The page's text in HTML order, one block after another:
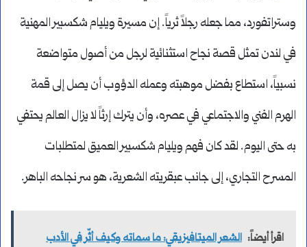
وستراتفورد، مما جعله رجلاً ثرياً. إن مسيرة ويليام شكسبير المهنية
في لندن تمثل قصة نجاح استثنائية لرجل من أصول متواضعة
نسبياً، استطاع بفضل موهبته وعمله الدؤوب أن يصل إلى قمة
الهرم الفني والاجتماعي في عصره، وأن يترك إرثاً لا يزال العالم يحتفي
به حتى اليوم. لقد كان فهم ويليام شكسبير العميق لمتطلبات
المسرح التجاري، إلى جانب عبقريته الشعرية، هو سر نجاحه الباهر.
اقرأ أيضاً: الشعر الميتافيزيقي: ما سماته وكيف أثّر في الأدب